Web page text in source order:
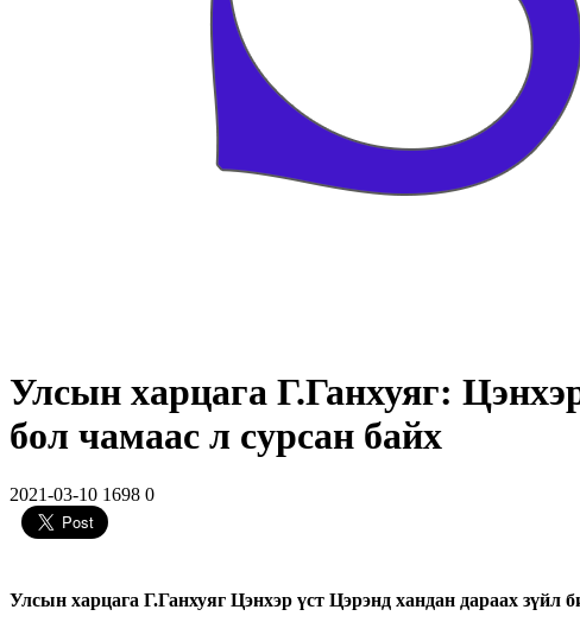
Улсын харцага Г.Ганхуяг:
бол чамаас л сурсан байх
2021-03-10 1698 0
Улсын харцага Г.Ганхуяг Цэнхэр үст Цэрэнд хандан дараах зүйл